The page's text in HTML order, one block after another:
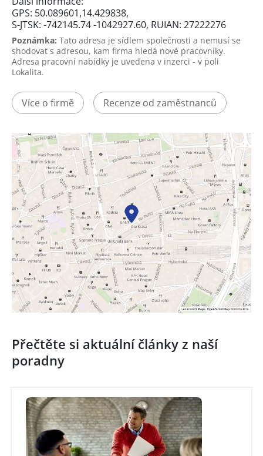
GPS: 50.089601,14.429838,
S-JTSK: -742145.74 -1042927.60, RUIAN: 27222276
Poznámka: Tato adresa je sídlem společnosti a nemusí se
shodovat s adresou, kam firma hledá nové pracovníky.
Adresa pracovní nabídky je uvedena v inzerci - v poli
Lokalita.
Více o firmě Recenze od zaměstnanců
Přečtěte si aktuální články z naší
poradny